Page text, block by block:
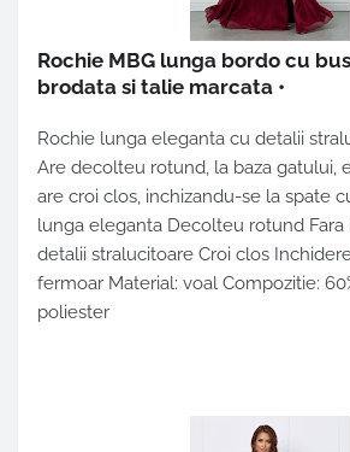
Rochie MBG lunga bordo cu
brodata si talie marcata •
Rochie lunga eleganta cu detalii
Are decolteu rotund, la baza gatului,
are croi clos, inchizandu-se la spate
lunga eleganta Decolteu rotund Fara
detalii stralucitoare Croi clos
fermoar Material: voal Compozitie:
poliester